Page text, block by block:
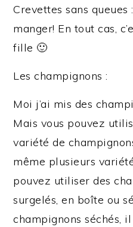
Crevettes sans queues
manger! En tout cas,
fille 🙂
Les champignons :
Moi j’ai mis des
Mais vous pouvez
variété de
même plusieurs
pouvez utiliser des
surgelés, en boîte ou
champignons séchés,